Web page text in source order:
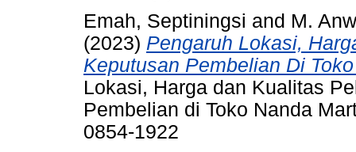
Emah, Septiningsi and M.
(2023) Pengaruh Lokasi,
Keputusan Pembelian Di
Lokasi, Harga dan Kualitas
Pembelian di Toko Nanda
0854-1922